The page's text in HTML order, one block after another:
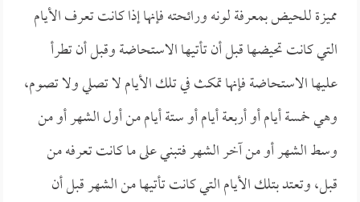
مميزة للحيض بمعرفة لونه ورائحته فإنها إذا كانت تعرف الأيام
التي كانت تحيضها قبل أن تأتيها الاستحاضة وقبل أن تطرأ
عليها الاستحاضة فإنها تمكث في تلك الأيام لا تصلي ولا تصوم،
وهي خمسة أيام أو أربعة أيام أو ستة أيام من أول الشهر أو من
وسط الشهر أو من آخر الشهر فتبني على ما كانت تعرفه من
قبل، وتعتد بتلك الأيام التي كانت تأتيها من الشهر قبل أن